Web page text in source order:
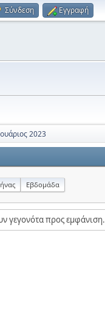
Σύνδεση Εγγραφή
2023
Εβδομάδα
γεγονότα προς εμφάνιση.